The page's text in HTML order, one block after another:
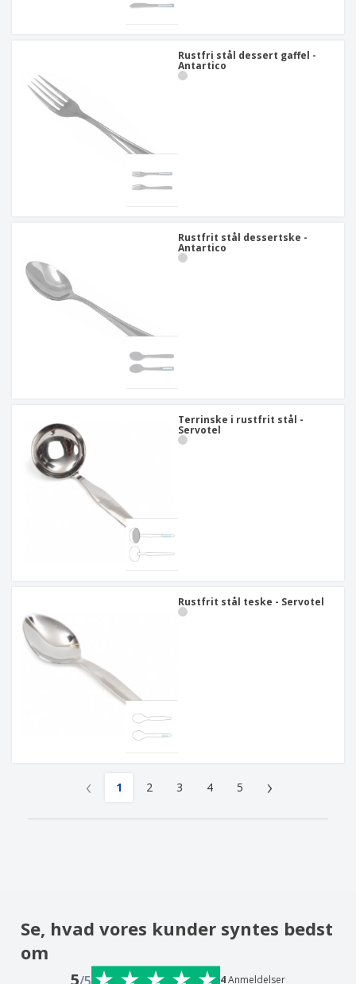
Rustfri stål dessert gaffel -
Antartico
Rustfrit stål dessertske -
Antartico
Terrinske i rustfrit stål -
Servotel
Rustfrit stål teske - Servotel
‹ 1 2 3 4 5 ›
Se, hvad vores kunder syntes bedst
om
5 4Anmeldelser